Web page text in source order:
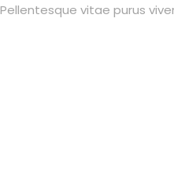
vitae purus